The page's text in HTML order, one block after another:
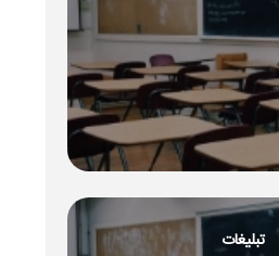
تبلیغات